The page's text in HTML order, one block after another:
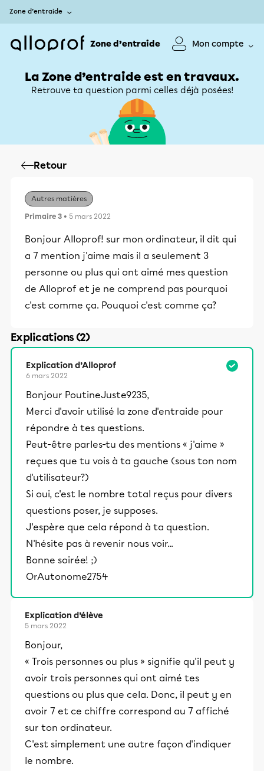
Zone d’entraide
Zone d’entraide Mon compte
La Zone d’entraide est en travaux.
Retrouve ta question parmi celles déjà posées!
Retour
Autres matières
Primaire 3 • 5 mars 2022
Bonjour Alloprof! sur mon ordinateur, il dit qui
a 7 mention j'aime mais il a seulement 3
personne ou plus qui ont aimé mes question
de Alloprof et je ne comprend pas pourquoi
c'est comme ça. Pouquoi c'est comme ça?
Explications (2)
Explication d’Alloprof
6 mars 2022
Bonjour PoutineJuste9235,
Merci d'avoir utilisé la zone d'entraide pour
répondre à tes questions.
Peut-être parles-tu des mentions « j'aime »
reçues que tu vois à ta gauche (sous ton nom
d'utilisateur?)
Si oui, c'est le nombre total reçus pour divers
questions poser, je supposes.
J'espère que cela répond à ta question.
N'hésite pas à revenir nous voir...
Bonne soirée! ;)
OrAutonome2754
Explication d’élève
5 mars 2022
Bonjour,
« Trois personnes ou plus » signifie qu'il peut y
avoir trois personnes qui ont aimé tes
questions ou plus que cela. Donc, il peut y en
avoir 7 et ce chiffre correspond au 7 affiché
sur ton ordinateur.
C'est simplement une autre façon d'indiquer
le nombre.